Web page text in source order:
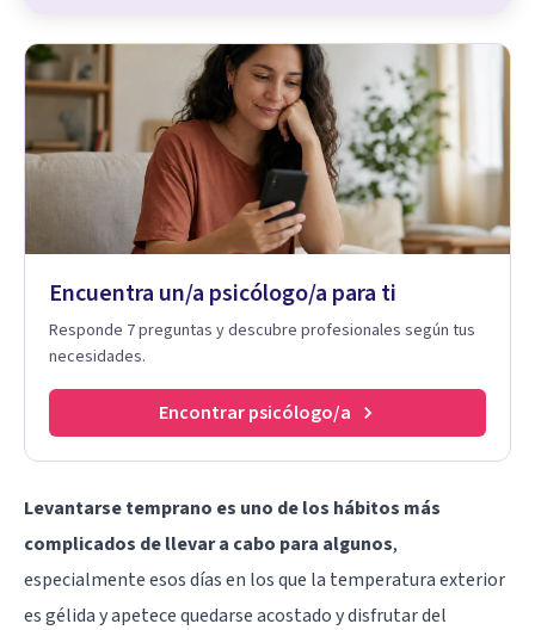
Encuentra un/a psicólogo/a para ti
Responde 7 preguntas y descubre profesionales según tus
necesidades.
Encontrar psicólogo/a
Levantarse temprano es uno de los hábitos más
complicados de llevar a cabo para algunos,
especialmente esos días en los que la temperatura exterior
es gélida y apetece quedarse acostado y disfrutar del